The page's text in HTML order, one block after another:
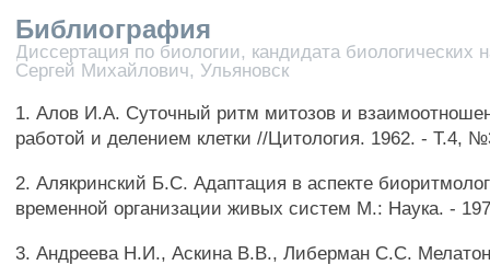
Библиография
Диссертация по биологии, кандидата биологических
Сергей Михайлович, Ульяновск
1. Алов И.А. Суточный ритм митозов и
работой и делением клетки //Цитология. 1962. - Т.4,
2. Алякринский Б.С. Адаптация в аспекте
временной организации живых систем М.: Наука. -
3. Андреева Н.И., Аскина В.В., Либерман С.С.